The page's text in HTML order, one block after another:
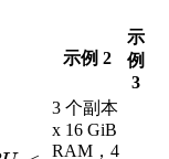
示例 2
示
例
3
3 个副本
x 16 GiB
RAM，4